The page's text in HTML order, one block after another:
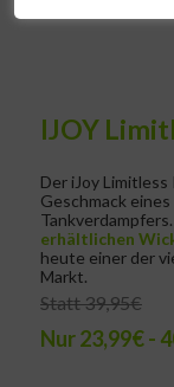
IJOY
Der iJoy
Geschmack
erhältlichen
heute einer der
Markt.
Statt 39,95€
Nur 23,99€ -